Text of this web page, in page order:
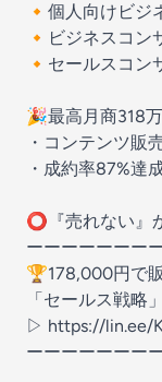
🔸個人向けビジ
🔸ビジネスコン
🔸セールスコン
🎉最高月商318
・コンテンツ販
・成約率87%達
⭕️『売れない』
ーーーーーーー
🏆178,000円で
「セールス戦略
▷ https://lin.ee/
ーーーーーーー